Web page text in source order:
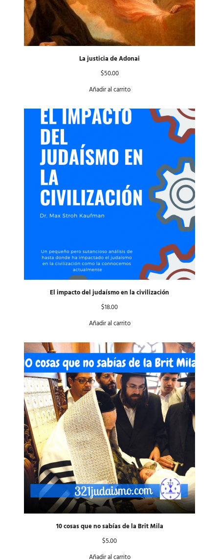
La justicia de Adonai
$50.00
Añadir al carrito
El impacto del judaísmo en la civilización
$18.00
Añadir al carrito
10 cosas que no sabías de la Brit Mila
$5.00
Añadir al carrito